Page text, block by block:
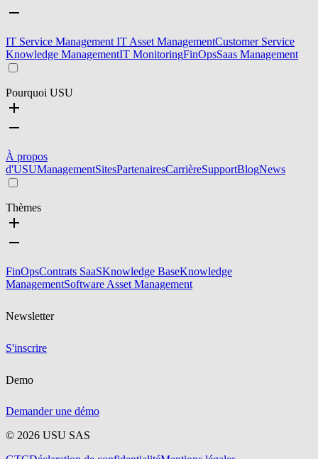
IT Service Management IT Asset ManagementCustomer Service
Knowledge ManagementIT MonitoringFinOpsSaas Management
Pourquoi USU
À propos
d'USUManagementSitesPartenairesCarrièreSupportBlogNews
Thèmes
FinOpsContrats SaaSKnowledge BaseKnowledge
ManagementSoftware Asset Management
Newsletter
S'inscrire
Demo
Demander une démo
© 2026 USU SAS